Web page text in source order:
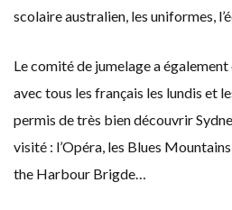
scolaire australien, les uniformes,
Le comité de jumelage a
avec tous les français les lundis et
permis de très bien découvrir
visité : l’Opéra, les Blues
the Harbour Brigde…